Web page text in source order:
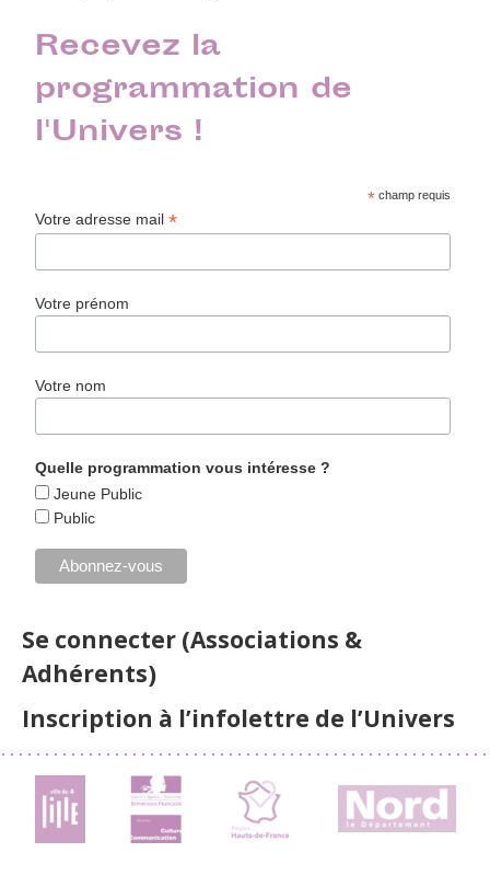
Recevez la
programmation de
l'Univers !
* champ requis
Votre adresse mail*
Votre prénom
Votre nom
Quelle programmation vous intéresse ?
Jeune Public
Public
Se connecter (Associations &
Adhérents)
Inscription à l’infolettre de l’Univers